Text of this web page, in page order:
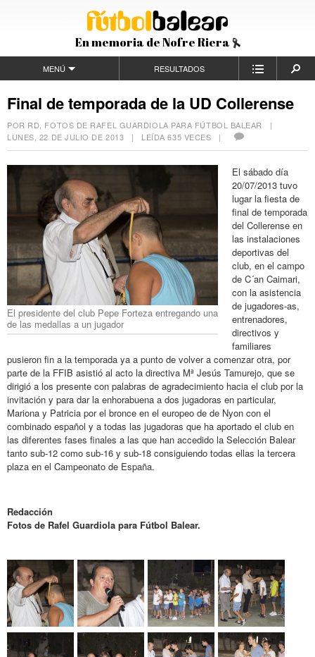
En memoria de Nofre Riera
MENÚ RESULTADOS
Final de temporada de la UD Collerense
POR RD, FOTOS DE RAFEL GUARDIOLA PARA FÚTBOL BALEAR |
LUNES, 22 DE JULIO DE 2013 | LEÍDA 635 VECES |
El presidente del club Pepe Forteza entregando una
de las medallas a un jugador
El sábado día
20/07/2013 tuvo
lugar la fiesta de
final de temporada
del Collerense en
las instalaciones
deportivas del
club, en el campo
de C´an Caimari,
con la asistencia
de jugadores-as,
entrenadores,
directivos y
familiares
pusieron fin a la temporada ya a punto de volver a comenzar otra, por
parte de la FFIB asistió al acto la directiva Mª Jesús Tamurejo, que se
dirigió a los presente con palabras de agradecimiento hacia el club por la
invitación y para dar la enhorabuena a dos jugadoras en particular,
Mariona y Patricia por el bronce en el europeo de de Nyon con el
combinado español y a todas las jugadoras que ha aportado el club en
las diferentes fases finales a las que han accedido la Selección Balear
tanto sub-12 como sub-16 y sub-18 consiguiendo todas ellas la tercera
plaza en el Campeonato de España.
Redacción
Fotos de Rafel Guardiola para Fútbol Balear.